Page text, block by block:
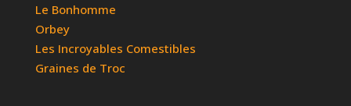
Le Bonhomme
Orbey
Les Incroyables Comestibles
Graines de Troc